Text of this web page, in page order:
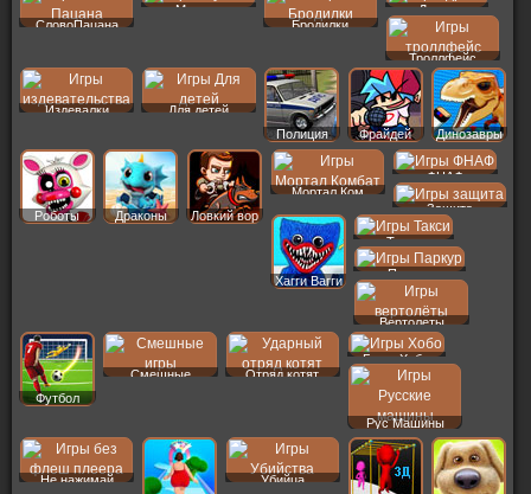
СловоПацана
Музыка
Бродилки
Драки
Троллфейс
Издевалки
Для детей
Полиция
Фрайдей Динозавры
Роботы Драконы Ловкий вор
Мортал Ком
ФНАФ
Защита
Хагги Вагги
Такси
Паркур
Вертолеты
Футбол
Смешные Отряд котят
Бомж Хобо
Рус Машины
Не нажимай
Убийца